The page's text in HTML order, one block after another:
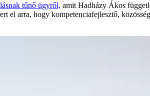
tűnő ügyről, amit Hadházy Ákos
arra, hogy kompetenciafejlesztő,